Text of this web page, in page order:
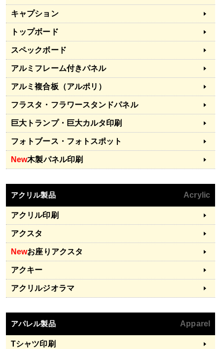
キャプション
トップボード
スペックボード
アルミフレーム付きパネル
アルミ複合板（アルポリ）
フラスタ・フラワースタンドパネル
巨大トランプ・巨大カルタ印刷
フォトブース・フォトスポット
New木製パネル印刷
アクリル製品 Acrylic
アクリル印刷
アクスタ
Newお座りアクスタ
アクキー
アクリルジオラマ
アパレル製品 Apparel
Tシャツ印刷